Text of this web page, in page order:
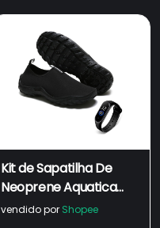
Kit de Sapatilha De
Neoprene Aquatica
Tenis de Pesca Nautica
vendido por Shopee